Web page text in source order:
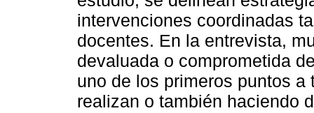
intervenciones coordinadas
docentes. En la entrevista,
devaluada o comprometida
uno de los primeros puntos
realizan o también haciendo